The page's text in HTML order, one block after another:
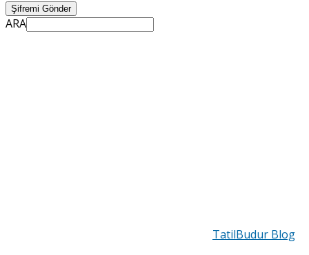
ARA
TatilBudur Blog